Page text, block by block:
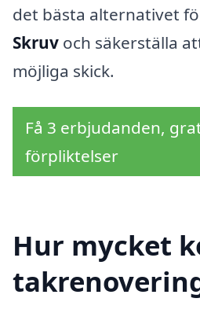
det bästa alternativet
Skruv och säkerställa
möjliga skick.
Få 3 erbjudanden,
förpliktelser
Hur mycket